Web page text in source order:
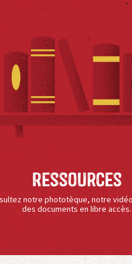
Ressources
notre phototèque, notre
des documents en libre accès.